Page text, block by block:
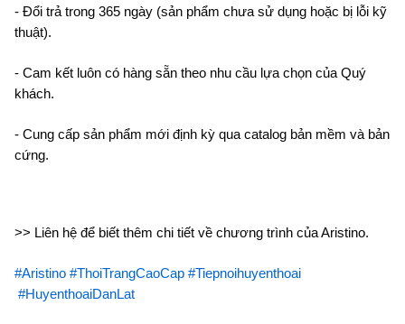
- Đổi trả trong 365 ngày (sản phẩm chưa sử dụng hoặc bị lỗi kỹ
thuật).
- Cam kết luôn có hàng sẵn theo nhu cầu lựa chọn của Quý
khách.
- Cung cấp sản phẩm mới định kỳ qua catalog bản mềm và bản
cứng.
>> Liên hệ để biết thêm chi tiết về chương trình của Aristino.
#Aristino #ThoiTrangCaoCap #Tiepnoihuyenthoai
#HuyenthoaiDanLat